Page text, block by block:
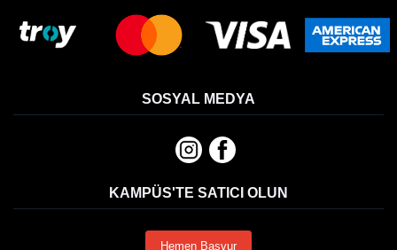
SOSYAL MEDYA
KAMPÜS'TE SATICI OLUN
Hemen Başvur